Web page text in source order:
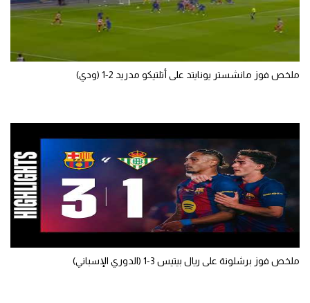
تحقيق في الجول
تقرير في الجول
تحليل في الجول
كويز في الجول
فيديو في الجول
ملخص فوز مانشستر يونايتد على أتلتيكو مدريد 2-1 (ودي)
ملخص فوز برشلونة على ريال بيتيس 3-1 (الدوري الإسباني)